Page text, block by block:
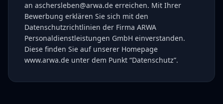
an aschersleben@arwa.de erreichen. Mit Ihrer
Bewerbung erklären Sie sich mit den
Datenschutzrichtlinien der Firma ARWA
Personaldienstleistungen GmbH einverstanden.
Diese finden Sie auf unserer Homepage
www.arwa.de unter dem Punkt “Datenschutz”.